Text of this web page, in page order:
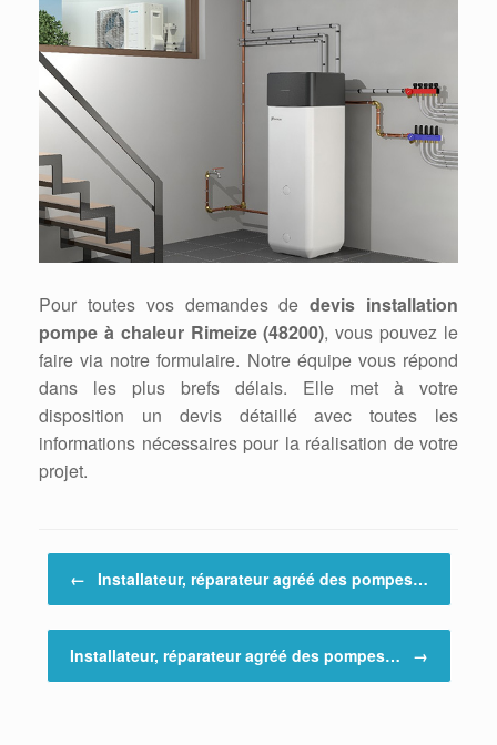
Pour toutes vos demandes dedevis installation
pompe à chaleur Rimeize (48200), vous pouvez le
faire via notre formulaire. Notre équipe vous répond
dans les plus brefs délais. Elle met à votre
disposition un devis détaillé avec toutes les
informations nécessaires pour la réalisation de votre
projet.
← Installateur, réparateur agréé des pompes…
Installateur, réparateur agréé des pompes… →